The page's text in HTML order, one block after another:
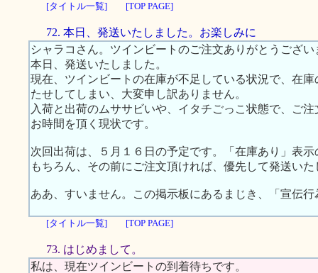
[タイトル一覧] [TOP PAGE]
72. 本日、発送いたしました。お楽しみに
シャラコさん。ツインビートのご注文ありがとうござい
本日、発送いたしました。
現在、ツインビートの在庫が不足している状況で、在
たせしてしまい、大変申し訳ありません。
入荷と出荷のムササビいや、イタチごっこ状態で、ご
お時間を頂く現状です。
次回出荷は、５月１６日の予定です。「在庫あり」表
もちろん、その前にご注文頂ければ、優先して発送いた
ああ、すいません。この掲示板にあるまじき、「宣伝
[タイトル一覧] [TOP PAGE]
73. はじめまして。
私は、現在ツインビートの到着待ちです。